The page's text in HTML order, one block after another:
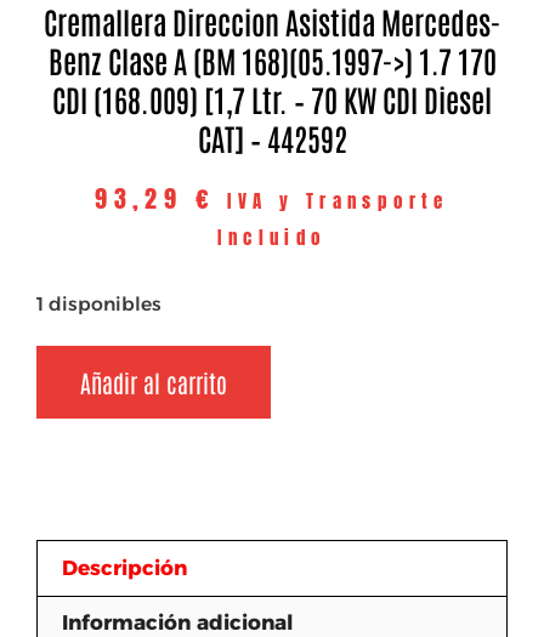
Cremallera Direccion Asistida Mercedes-
Benz Clase A (BM 168)(05.1997->) 1.7 170
CDI (168.009) [1,7 Ltr. – 70 KW CDI Diesel
CAT] – 442592
93,29 €
IVA y Transporte
Incluido
1 disponibles
Añadir al carrito
Descripción
Información adicional